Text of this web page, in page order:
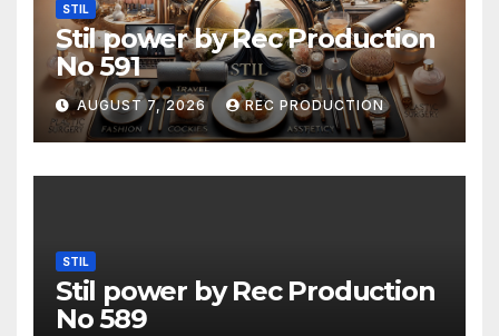
STIL
Stil power by Rec Production
No 591
AUGUST 7, 2026 REC PRODUCTION
STIL
Stil power by Rec Production
No 589